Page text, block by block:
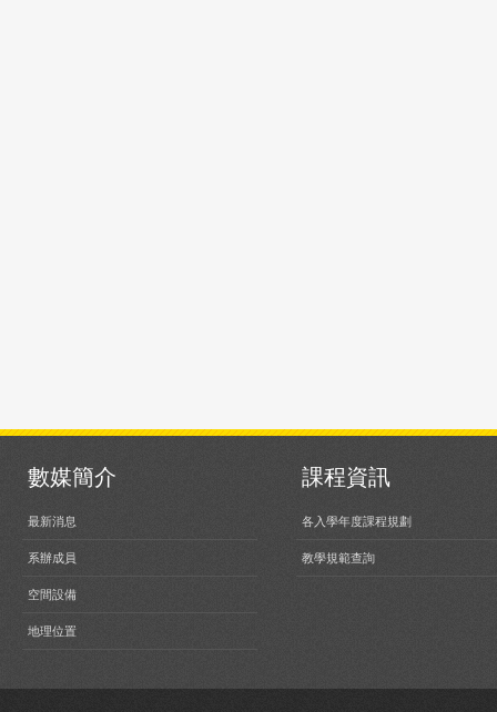
數媒簡介
最新消息
系辦成員
空間設備
地理位置
課程資訊
各入學年度課程規劃
教學規範查詢